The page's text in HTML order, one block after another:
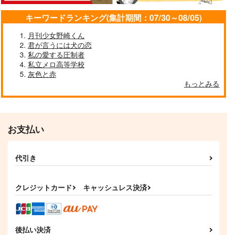
キーワードランキング(集計期間：07/30～08/05)
月刊少女野崎くん
君が言うには犬の恋
私の愛する圧制者
私立メロ高等学校
灰色と赤
もっとみる
お支払い
代引き
クレジットカード キャッシュレス決済
後払い決済